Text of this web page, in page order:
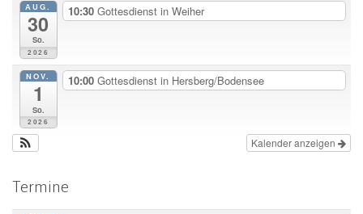
AUG.
30
So.
2026
10:30 Gottesdienst in Weiher
NOV.
1
So.
2026
10:00 Gottesdienst in Hersberg/Bodensee
Kalender anzeigen
Termine